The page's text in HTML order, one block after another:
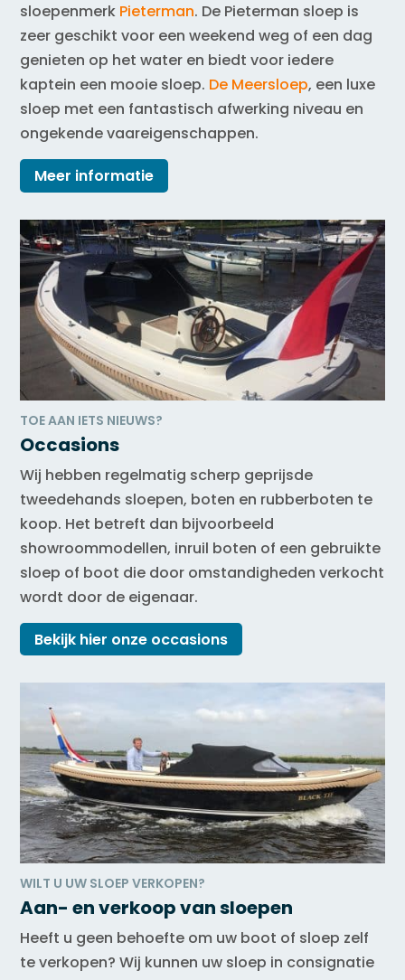
sloepenmerk Pieterman. De Pieterman sloep is
zeer geschikt voor een weekend weg of een dag
genieten op het water en biedt voor iedere
kaptein een mooie sloep. De Meersloep, een luxe
sloep met een fantastisch afwerking niveau en
ongekende vaareigenschappen.
Meer informatie
TOE AAN IETS NIEUWS?
Occasions
Wij hebben regelmatig scherp geprijsde
tweedehands sloepen, boten en rubberboten te
koop. Het betreft dan bijvoorbeeld
showroommodellen, inruil boten of een gebruikte
sloep of boot die door omstandigheden verkocht
wordt door de eigenaar.
Bekijk hier onze occasions
WILT U UW SLOEP VERKOPEN?
Aan- en verkoop van sloepen
Heeft u geen behoefte om uw boot of sloep zelf
te verkopen? Wij kunnen uw sloep in consignatie